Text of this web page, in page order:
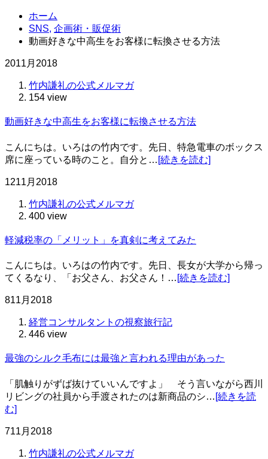
ホーム
SNS, 企画術・販促術
動画好きな中高生をお客様に転換させる方法
2011月 2018
竹内謙礼の公式メルマガ
154 view
動画好きな中高生をお客様に転換させる方法
こんにちは。いろはの竹内です。先日、特急電車のボックス
席に座っている時のこと。自分と… [続きを読む]
1211月 2018
竹内謙礼の公式メルマガ
400 view
軽減税率の「メリット」を真剣に考えてみた
こんにちは。いろはの竹内です。先日、長女が大学から帰っ
てくるなり、「お父さん、お父さん！… [続きを読む]
811月 2018
経営コンサルタントの視察旅行記
446 view
最強のシルク毛布には最強と言われる理由があった
「肌触りがずば抜けていいんですよ」 そう言いながら西川
リビングの社員から手渡されたのは新商品のシ… [続きを読
む]
711月 2018
竹内謙礼の公式メルマガ